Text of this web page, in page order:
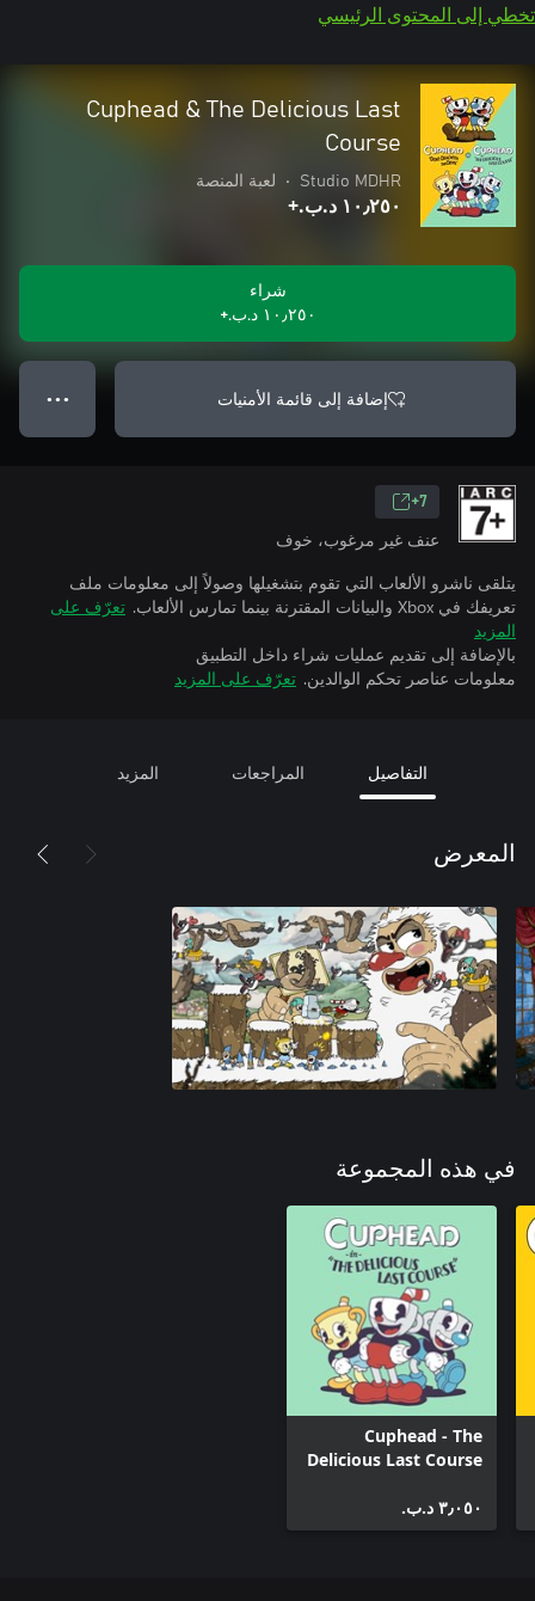
تخطي إلى المحتوى الرئيسي
Cuphead & The Delicious Last
Course
Studio MDHR
• لعبة المنصة
١٠٫٢٥٠ د.ب.‏+
شراء
١٠٫٢٥٠ د.ب.‏+
إضافة إلى قائمة الأمنيات ● ● ●
7+
عنف غير مرغوب، خوف
يتلقى ناشرو الألعاب التي تقوم بتشغيلها وصولاً إلى معلومات ملف
تعريفك في Xbox والبيانات المقترنة بينما تمارس الألعاب.
تعرّف على
المزيد
بالإضافة إلى تقديم عمليات شراء داخل التطبيق
معلومات عناصر تحكم الوالدين. تعرّف على المزيد
التفاصيل المراجعات المزيد
المعرض
في هذه المجموعة
Cuphead - The
Delicious Last Course
٣٫٠٥٠ د.ب.‏